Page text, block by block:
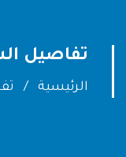
تفاصيل
الرئيسية